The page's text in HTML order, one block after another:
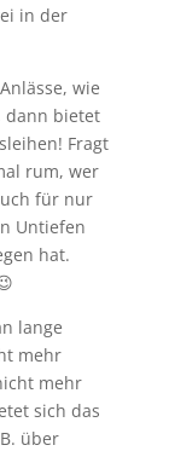
in der
wie
dann bietet
Fragt
rum, wer
für nur
Untiefen
hat.
lange
mehr
mehr
sich das
über